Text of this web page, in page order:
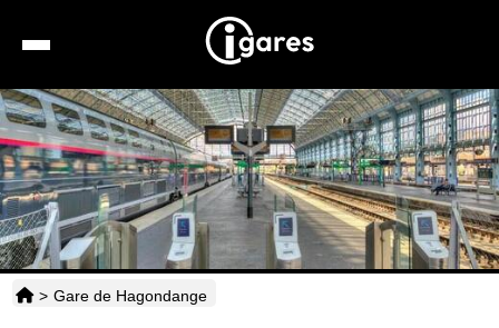
Recherche
Location de voiture
Hôtels
Taxis
> Gare de Hagondange